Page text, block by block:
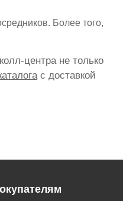
Более того,
центра не только
с доставкой